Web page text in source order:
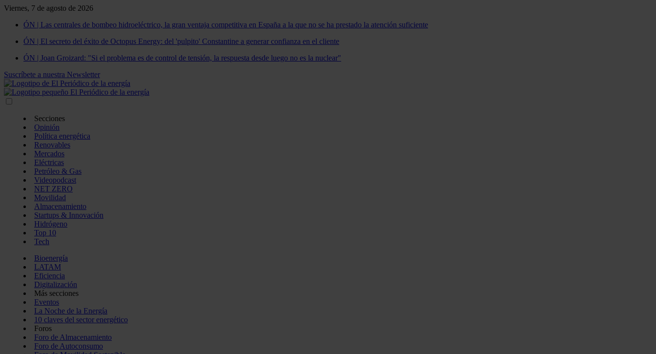
Viernes, 7 de agosto de 2026
ÓN | Las centrales de bombeo hidroeléctrico, la gran ventaja competitiva en España a la que no se ha prestado la atención suficiente
ÓN | El secreto del éxito de Octopus Energy: del 'pulpito' Constantine a generar confianza en el cliente
ÓN | Joan Groizard: "Si el problema es de control de tensión, la respuesta desde luego no es la nuclear"
Suscríbete a nuestra Newsletter
Secciones
Opinión
Política energética
Renovables
Mercados
Eléctricas
Petróleo & Gas
Videopodcast
NET ZERO
Movilidad
Almacenamiento
Startups & Innovación
Hidrógeno
Top 10
Tech
Bioenergía
LATAM
Eficiencia
Digitalización
Más secciones
Eventos
La Noche de la Energía
10 claves del sector energético
Foros
Foro de Almacenamiento
Foro de Autoconsumo